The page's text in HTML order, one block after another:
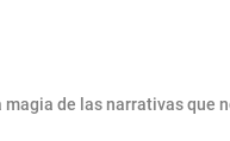
de las narrativas que